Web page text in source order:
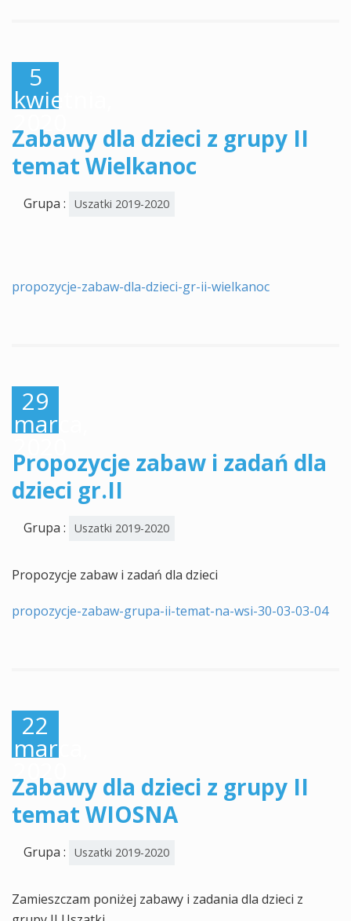
5
kwietnia,
2020
Zabawy dla dzieci z grupy II
temat Wielkanoc
Grupa : Uszatki 2019-2020
propozycje-zabaw-dla-dzieci-gr-ii-wielkanoc
29
marca,
2020
Propozycje zabaw i zadań dla
dzieci gr.II
Grupa : Uszatki 2019-2020
Propozycje zabaw i zadań dla dzieci
propozycje-zabaw-grupa-ii-temat-na-wsi-30-03-03-04
22
marca,
2020
Zabawy dla dzieci z grupy II
temat WIOSNA
Grupa : Uszatki 2019-2020
Zamieszczam poniżej zabawy i zadania dla dzieci z